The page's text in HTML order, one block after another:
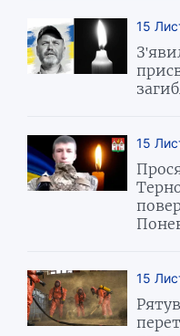
15
15
15